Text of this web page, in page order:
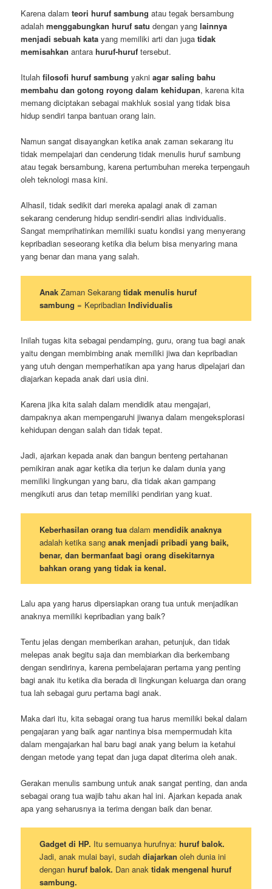
Karena dalam teori huruf sambung atau tegak bersambung
adalahmenggabungkan huruf satu dengan yanglainnya
menjadi sebuah katayang memiliki arti dan jugatidak
memisahkan antarahuruf-huruf tersebut.
Itulahfilosofi huruf sambung yakni agar saling bahu
membahu dan gotong royong dalam kehidupan, karena kita
memang diciptakan sebagai makhluk sosial yang tidak bisa
hidup sendiri tanpa bantuan orang lain.
Namun sangat disayangkan ketika anak zaman sekarang itu
tidak mempelajari dan cenderung tidak menulis huruf sambung
atau tegak bersambung, karena pertumbuhan mereka terpengauh
oleh teknologi masa kini.
Alhasil, tidak sedikit dari mereka apalagi anak di zaman
sekarang cenderung hidup sendiri-sendiri alias individualis.
Sangat memprihatinkan memiliki suatu kondisi yang menyerang
kepribadian seseorang ketika dia belum bisa menyaring mana
yang benar dan mana yang salah.
AnakZaman Sekarang tidak menulis huruf
sambung = Kepribadian Individualis
Inilah tugas kita sebagai pendamping, guru, orang tua bagi anak
yaitu dengan membimbing anak memiliki jiwa dan kepribadian
yang utuh dengan memperhatikan apa yang harus dipelajari dan
diajarkan kepada anak dari usia dini.
Karena jika kita salah dalam mendidik atau mengajari,
dampaknya akan mempengaruhi jiwanya dalam mengeksplorasi
kehidupan dengan salah dan tidak tepat.
Jadi, ajarkan kepada anak dan bangun benteng pertahanan
pemikiran anak agar ketika dia terjun ke dalam dunia yang
memiliki lingkungan yang baru, dia tidak akan gampang
mengikuti arus dan tetap memiliki pendirian yang kuat.
Keberhasilan orang tuadalam mendidik anaknya
adalah ketika sang anak menjadi pribadi yang baik,
benar, dan bermanfaat bagi orang disekitarnya
bahkan orang yang tidak ia kenal.
Lalu apa yang harus dipersiapkan orang tua untuk menjadikan
anaknya memiliki kepribadian yang baik?
Tentu jelas dengan memberikan arahan, petunjuk, dan tidak
melepas anak begitu saja dan membiarkan dia berkembang
dengan sendirinya, karena pembelajaran pertama yang penting
bagi anak itu ketika dia berada di lingkungan keluarga dan orang
tua lah sebagai guru pertama bagi anak.
Maka dari itu, kita sebagai orang tua harus memiliki bekal dalam
pengajaran yang baik agar nantinya bisa mempermudah kita
dalam mengajarkan hal baru bagi anak yang belum ia ketahui
dengan metode yang tepat dan juga dapat diterima oleh anak.
Gerakan menulis sambung untuk anak sangat penting, dan anda
sebagai orang tua wajib tahu akan hal ini. Ajarkan kepada anak
apa yang seharusnya ia terima dengan baik dan benar.
Gadget di HP. Itu semuanya hurufnya: huruf balok.
Jadi, anak mulai bayi, sudah diajarkan oleh dunia ini
dengan huruf balok. Dan anak tidak mengenal huruf
sambung.